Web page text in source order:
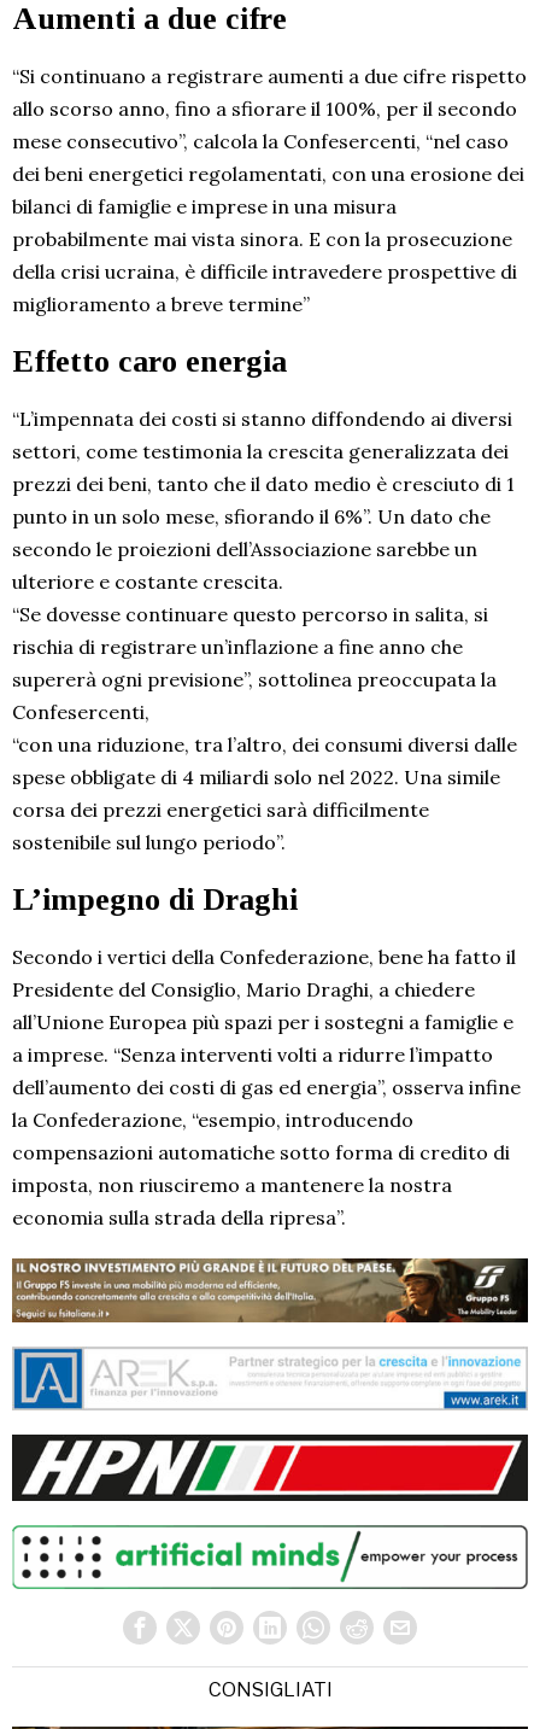
Aumenti a due cifre
“Si continuano a registrare aumenti a due cifre rispetto
allo scorso anno, fino a sfiorare il 100%, per il secondo
mese consecutivo”, calcola la Confesercenti, “nel caso
dei beni energetici regolamentati, con una erosione dei
bilanci di famiglie e imprese in una misura
probabilmente mai vista sinora. E con la prosecuzione
della crisi ucraina, è difficile intravedere prospettive di
miglioramento a breve termine”
Effetto caro energia
“L’impennata dei costi si stanno diffondendo ai diversi
settori, come testimonia la crescita generalizzata dei
prezzi dei beni, tanto che il dato medio è cresciuto di 1
punto in un solo mese, sfiorando il 6%”. Un dato che
secondo le proiezioni dell’Associazione sarebbe un
ulteriore e costante crescita.
“Se dovesse continuare questo percorso in salita, si
rischia di registrare un’inflazione a fine anno che
supererà ogni previsione”, sottolinea preoccupata la
Confesercenti,
“con una riduzione, tra l’altro, dei consumi diversi dalle
spese obbligate di 4 miliardi solo nel 2022. Una simile
corsa dei prezzi energetici sarà difficilmente
sostenibile sul lungo periodo”.
L’impegno di Draghi
Secondo i vertici della Confederazione, bene ha fatto il
Presidente del Consiglio, Mario Draghi, a chiedere
all’Unione Europea più spazi per i sostegni a famiglie e
a imprese. “Senza interventi volti a ridurre l’impatto
dell’aumento dei costi di gas ed energia”, osserva infine
la Confederazione, “esempio, introducendo
compensazioni automatiche sotto forma di credito di
imposta, non riusciremo a mantenere la nostra
economia sulla strada della ripresa”.
CONSIGLIATI